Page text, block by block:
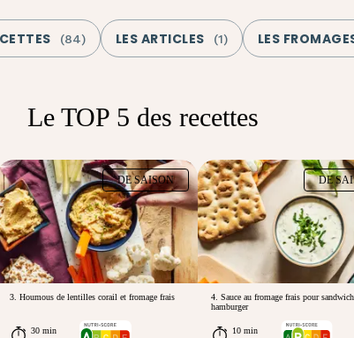
(84) LES ARTICLES (1) LES
Le TOP 5 des recettes
DE SAISON
3. Houmous de lentilles corail et fromage frais
30 min
DE
4. Sauce au fromage frais pour
hamburger
10 min